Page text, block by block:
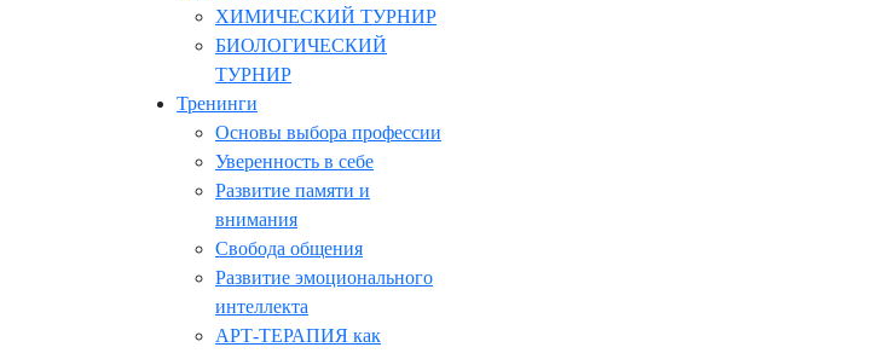
ХИМИЧЕСКИЙ ТУРНИР
БИОЛОГИЧЕСКИЙ
ТУРНИР
Тренинги
Основы выбора профессии
Уверенность в себе
Развитие памяти и
внимания
Свобода общения
Развитие эмоционального
интеллекта
АРТ-ТЕРАПИЯ как